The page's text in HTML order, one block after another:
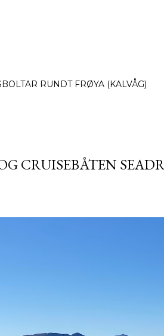
RUNDT FRØYA (KALVÅG)
CRUISEBÅTEN